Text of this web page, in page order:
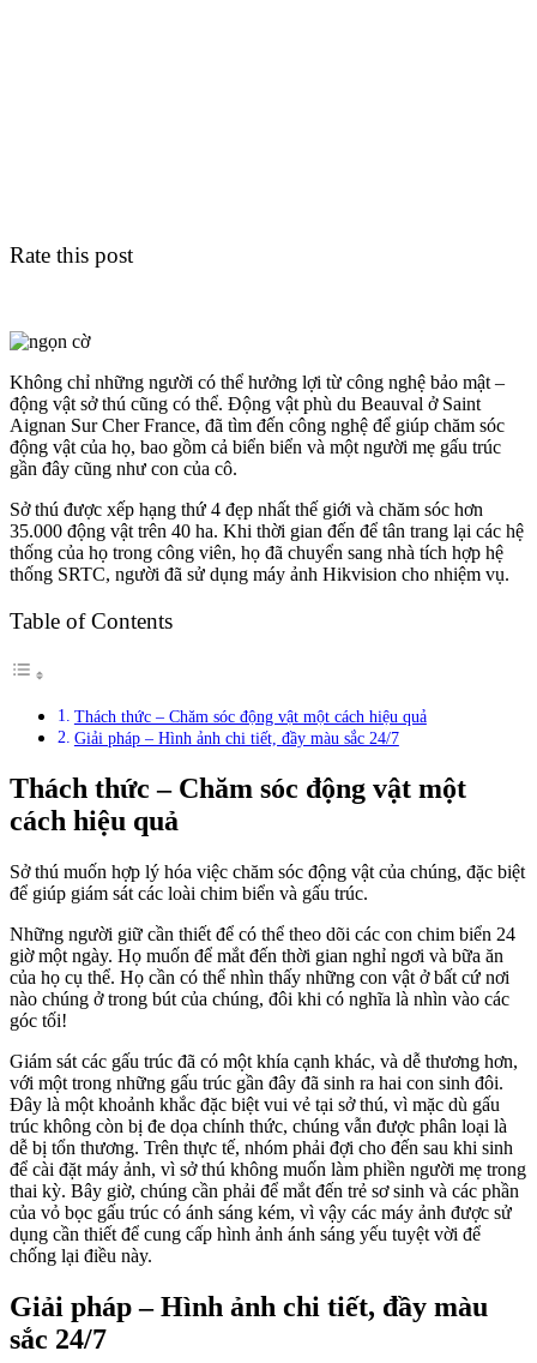
Rate this post
Không chỉ những người có thể hưởng lợi từ công nghệ bảo mật –
động vật sở thú cũng có thể. Động vật phù du Beauval ở Saint
Aignan Sur Cher France, đã tìm đến công nghệ để giúp chăm sóc
động vật của họ, bao gồm cả biển biển và một người mẹ gấu trúc
gần đây cũng như con của cô.
Sở thú được xếp hạng thứ 4 đẹp nhất thế giới và chăm sóc hơn
35.000 động vật trên 40 ha. Khi thời gian đến để tân trang lại các hệ
thống của họ trong công viên, họ đã chuyển sang nhà tích hợp hệ
thống SRTC, người đã sử dụng máy ảnh Hikvision cho nhiệm vụ.
Table of Contents
Thách thức – Chăm sóc động vật một cách hiệu quả
Giải pháp – Hình ảnh chi tiết, đầy màu sắc 24/7
Thách thức – Chăm sóc động vật một
cách hiệu quả
Sở thú muốn hợp lý hóa việc chăm sóc động vật của chúng, đặc biệt
để giúp giám sát các loài chim biển và gấu trúc.
Những người giữ cần thiết để có thể theo dõi các con chim biển 24
giờ một ngày. Họ muốn để mắt đến thời gian nghỉ ngơi và bữa ăn
của họ cụ thể. Họ cần có thể nhìn thấy những con vật ở bất cứ nơi
nào chúng ở trong bút của chúng, đôi khi có nghĩa là nhìn vào các
góc tối!
Giám sát các gấu trúc đã có một khía cạnh khác, và dễ thương hơn,
với một trong những gấu trúc gần đây đã sinh ra hai con sinh đôi.
Đây là một khoảnh khắc đặc biệt vui vẻ tại sở thú, vì mặc dù gấu
trúc không còn bị đe dọa chính thức, chúng vẫn được phân loại là
dễ bị tổn thương. Trên thực tế, nhóm phải đợi cho đến sau khi sinh
để cài đặt máy ảnh, vì sở thú không muốn làm phiền người mẹ trong
thai kỳ. Bây giờ, chúng cần phải để mắt đến trẻ sơ sinh và các phần
của vỏ bọc gấu trúc có ánh sáng kém, vì vậy các máy ảnh được sử
dụng cần thiết để cung cấp hình ảnh ánh sáng yếu tuyệt vời để
chống lại điều này.
Giải pháp – Hình ảnh chi tiết, đầy màu
sắc 24/7